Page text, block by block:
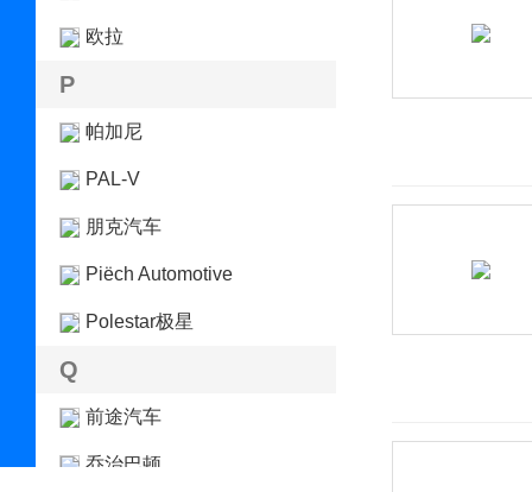
欧拉
P
帕加尼
PAL-V
朋克汽车
Piëch Automotive
Polestar极星
Q
前途汽车
乔治巴顿